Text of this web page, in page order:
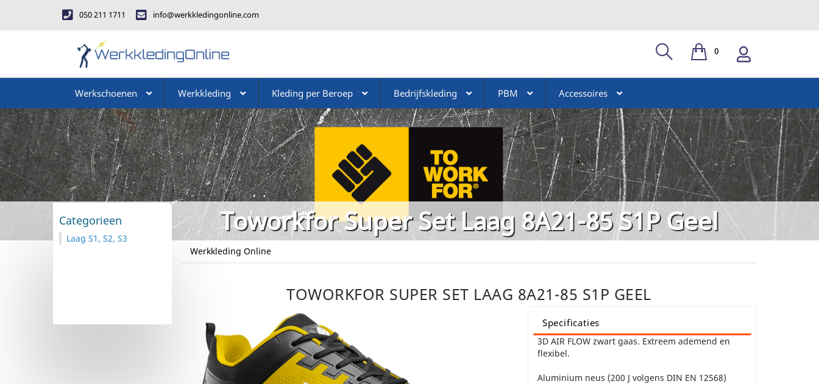
050 211 1711 info@werkkledingonline.com
0
Werkschoenen Werkkleding Kleding per Beroep Bedrijfskleding PBM Accessoires
Toworkfor Super Set Laag 8A21-85 S1P Geel
Werkkleding Online
TOWORKFOR SUPER SET LAAG 8A21-85 S1P GEEL
Specificaties
3D AIR FLOW zwart gaas. Extreem ademend en
flexibel.
Aluminium neus (200 J volgens DIN EN 12568)
Categorieen
Laag S1, S2, S3